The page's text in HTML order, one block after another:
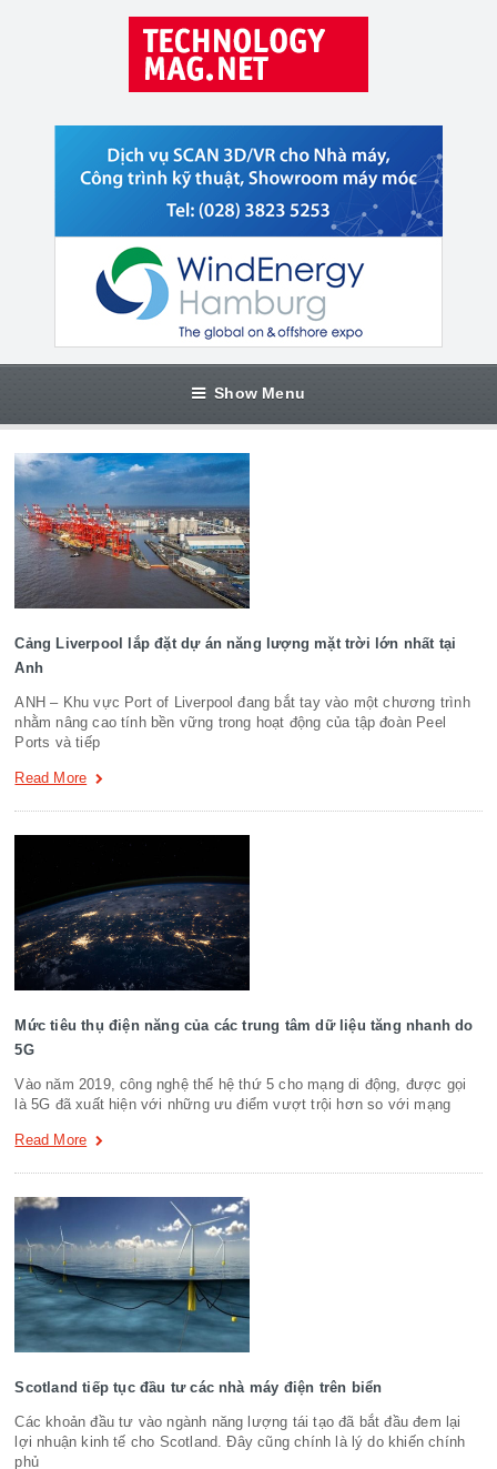
Show Menu
Cảng Liverpool lắp đặt dự án năng lượng mặt trời lớn nhất tại
Anh
ANH – Khu vực Port of Liverpool đang bắt tay vào một chương trình
nhằm nâng cao tính bền vững trong hoạt động của tập đoàn Peel
Ports và tiếp
Read More
Mức tiêu thụ điện năng của các trung tâm dữ liệu tăng nhanh do
5G
Vào năm 2019, công nghệ thế hệ thứ 5 cho mạng di động, được gọi
là 5G đã xuất hiện với những ưu điểm vượt trội hơn so với mạng
Read More
Scotland tiếp tục đầu tư các nhà máy điện trên biển
Các khoản đầu tư vào ngành năng lượng tái tạo đã bắt đầu đem lại
lợi nhuận kinh tế cho Scotland. Đây cũng chính là lý do khiến chính
phủ